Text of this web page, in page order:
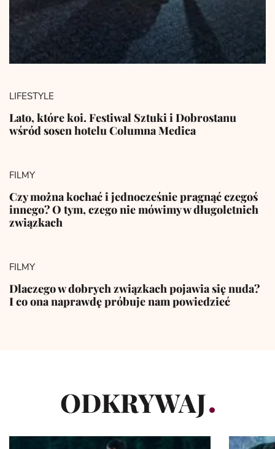
LIFESTYLE
Lato, które koi. Festiwal Sztuki i Dobrostanu
wśród sosen hotelu Columna Medica
FILMY
Czy można kochać i jednocześnie pragnąć czegoś
innego? O tym, czego nie mówimy w długoletnich
związkach
FILMY
Dlaczego w dobrych związkach pojawia się nuda?
I co ona naprawdę próbuje nam powiedzieć
ODKRYWAJ